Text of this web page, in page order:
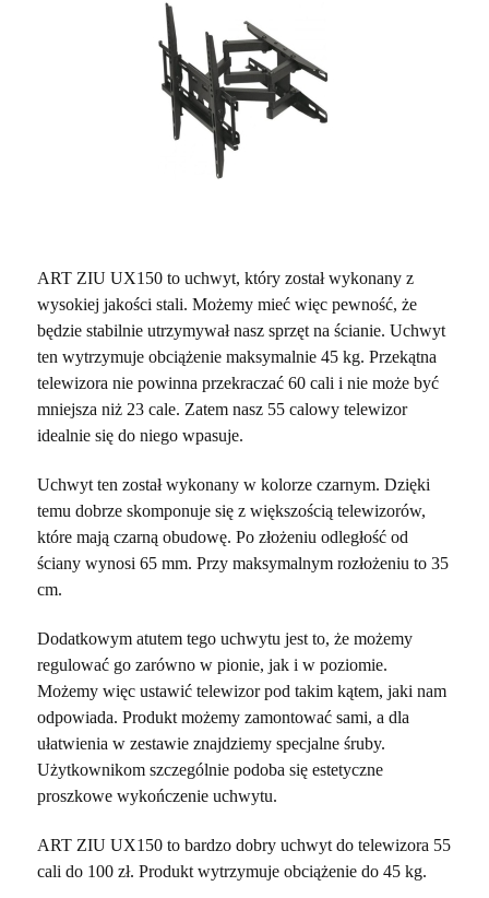
ART ZIU UX150 to uchwyt, który został wykonany z
wysokiej jakości stali. Możemy mieć więc pewność, że
będzie stabilnie utrzymywał nasz sprzęt na ścianie. Uchwyt
ten wytrzymuje obciążenie maksymalnie 45 kg. Przekątna
telewizora nie powinna przekraczać 60 cali i nie może być
mniejsza niż 23 cale. Zatem nasz 55 calowy telewizor
idealnie się do niego wpasuje.
Uchwyt ten został wykonany w kolorze czarnym. Dzięki
temu dobrze skomponuje się z większością telewizorów,
które mają czarną obudowę. Po złożeniu odległość od
ściany wynosi 65 mm. Przy maksymalnym rozłożeniu to 35
cm.
Dodatkowym atutem tego uchwytu jest to, że możemy
regulować go zarówno w pionie, jak i w poziomie.
Możemy więc ustawić telewizor pod takim kątem, jaki nam
odpowiada. Produkt możemy zamontować sami, a dla
ułatwienia w zestawie znajdziemy specjalne śruby.
Użytkownikom szczególnie podoba się estetyczne
proszkowe wykończenie uchwytu.
ART ZIU UX150 to bardzo dobry uchwyt do telewizora 55
cali do 100 zł. Produkt wytrzymuje obciążenie do 45 kg.